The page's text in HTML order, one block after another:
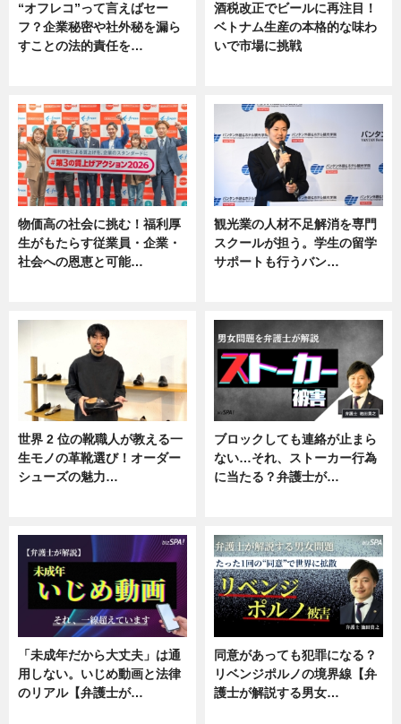
“オフレコ”って言えばセー
フ？企業秘密や社外秘を漏ら
すことの法的責任を…
酒税改正でビールに再注目！
ベトナム生産の本格的な味わ
いで市場に挑戦
物価高の社会に挑む！福利厚
生がもたらす従業員・企業・
社会への恩恵と可能…
観光業の人材不足解消を専門
スクールが担う。学生の留学
サポートも行うバン…
世界 2 位の靴職人が教える一
生モノの革靴選び！オーダー
シューズの魅力…
ブロックしても連絡が止まら
ない…それ、ストーカー行為
に当たる？弁護士が…
「未成年だから大丈夫」は通
用しない。いじめ動画と法律
のリアル【弁護士が…
同意があっても犯罪になる？
リベンジポルノの境界線【弁
護士が解説する男女…